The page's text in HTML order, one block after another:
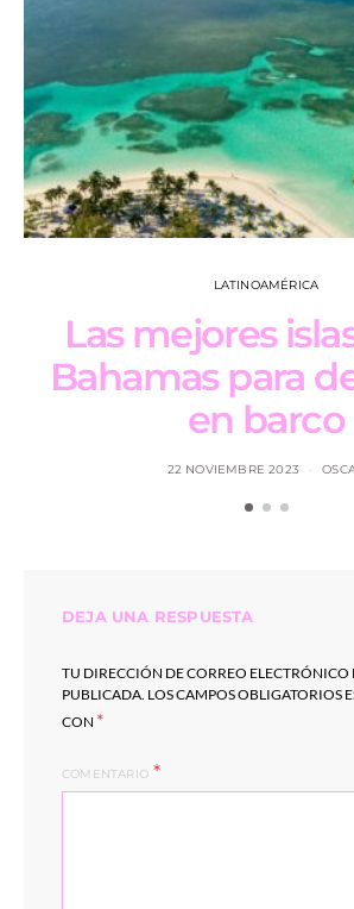
LATINOAMÉRICA
Las mejores
Bahamas para
en barco
22 NOVIEMBRE 2023
DEJA UNA RESPUESTA
TU DIRECCIÓN DE CORREO ELECTRÓNICO
PUBLICADA. LOS CAMPOS OBLIGATORIOS
CON *
COMENTARIO